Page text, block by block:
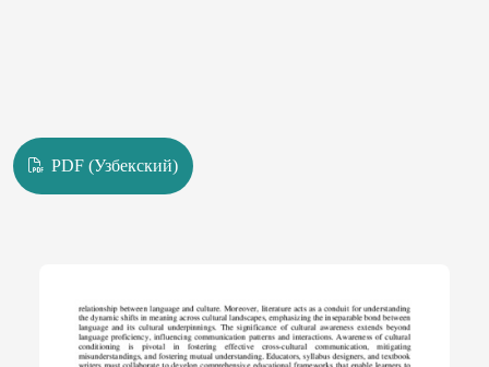
PDF (Узбекский)